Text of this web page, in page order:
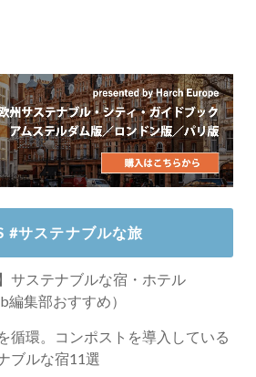
#サステナブルな旅
サステナブルな宿・ホテル
編集部おすすめ）
循環。コンポストを導入している
ブルな宿11選